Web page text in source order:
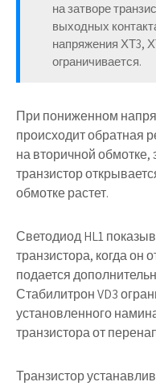
на затворе
выходных
напряжения ХТ3,
ограничивается.
При пониженном
происходит обратная
на вторичной обмотке,
транзистор
обмотке растет.
Светодиод HL1
транзистора, когда он
подается
Стабилитрон VD3
установленного
транзистора от
Транзистор